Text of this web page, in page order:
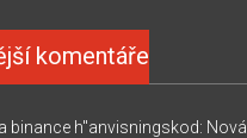
komentáře
binance h"anvisningskod: Nová